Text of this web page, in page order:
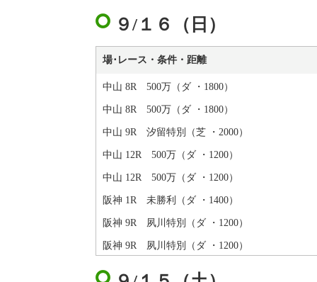
９/１６（日）
場･レース・条件・距離
中山 8R 500万（ダ ・1800）
中山 8R 500万（ダ ・1800）
中山 9R 汐留特別（芝 ・2000）
中山 12R 500万（ダ ・1200）
中山 12R 500万（ダ ・1200）
阪神 1R 未勝利（ダ ・1400）
阪神 9R 夙川特別（ダ ・1200）
阪神 9R 夙川特別（ダ ・1200）